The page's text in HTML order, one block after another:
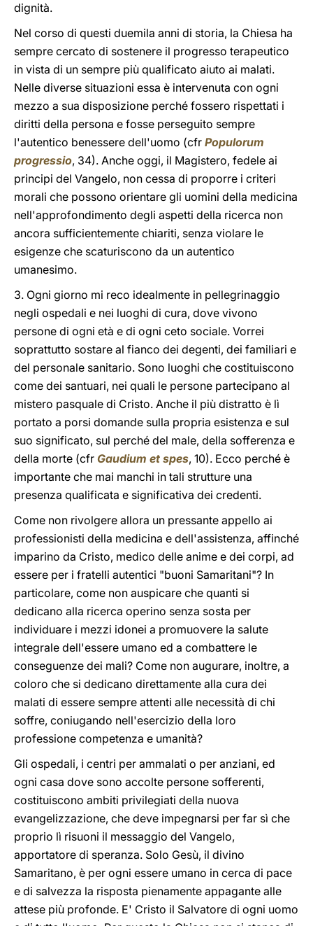
dignità.
Nel corso di questi duemila anni di storia, la Chiesa ha
sempre cercato di sostenere il progresso terapeutico
in vista di un sempre più qualificato aiuto ai malati.
Nelle diverse situazioni essa è intervenuta con ogni
mezzo a sua disposizione perché fossero rispettati i
diritti della persona e fosse perseguito sempre
l'autentico benessere dell'uomo (cfr Populorum
progressio, 34). Anche oggi, il Magistero, fedele ai
principi del Vangelo, non cessa di proporre i criteri
morali che possono orientare gli uomini della medicina
nell'approfondimento degli aspetti della ricerca non
ancora sufficientemente chiariti, senza violare le
esigenze che scaturiscono da un autentico
umanesimo.
3. Ogni giorno mi reco idealmente in pellegrinaggio
negli ospedali e nei luoghi di cura, dove vivono
persone di ogni età e di ogni ceto sociale. Vorrei
soprattutto sostare al fianco dei degenti, dei familiari e
del personale sanitario. Sono luoghi che costituiscono
come dei santuari, nei quali le persone partecipano al
mistero pasquale di Cristo. Anche il più distratto è lì
portato a porsi domande sulla propria esistenza e sul
suo significato, sul perché del male, della sofferenza e
della morte (cfr Gaudium et spes, 10). Ecco perché è
importante che mai manchi in tali strutture una
presenza qualificata e significativa dei credenti.
Come non rivolgere allora un pressante appello ai
professionisti della medicina e dell'assistenza, affinché
imparino da Cristo, medico delle anime e dei corpi, ad
essere per i fratelli autentici "buoni Samaritani"? In
particolare, come non auspicare che quanti si
dedicano alla ricerca operino senza sosta per
individuare i mezzi idonei a promuovere la salute
integrale dell'essere umano ed a combattere le
conseguenze dei mali? Come non augurare, inoltre, a
coloro che si dedicano direttamente alla cura dei
malati di essere sempre attenti alle necessità di chi
soffre, coniugando nell'esercizio della loro
professione competenza e umanità?
Gli ospedali, i centri per ammalati o per anziani, ed
ogni casa dove sono accolte persone sofferenti,
costituiscono ambiti privilegiati della nuova
evangelizzazione, che deve impegnarsi per far sì che
proprio lì risuoni il messaggio del Vangelo,
apportatore di speranza. Solo Gesù, il divino
Samaritano, è per ogni essere umano in cerca di pace
e di salvezza la risposta pienamente appagante alle
attese più profonde. E' Cristo il Salvatore di ogni uomo